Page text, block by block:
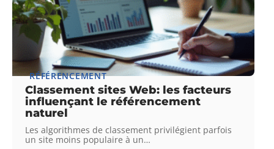
RÉFÉRENCEMENT
Classement sites Web: les facteurs
influençant le référencement
naturel
Les algorithmes de classement privilégient parfois
un site moins populaire à un…